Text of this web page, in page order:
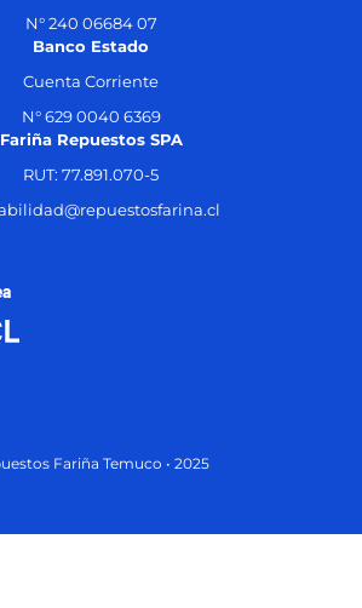
N° 240 06684 07
Banco Estado
Cuenta Corriente
N° 629 0040 6369
Fariña Repuestos SPA
RUT: 77.891.070-5
Fariña Temuco • 2025